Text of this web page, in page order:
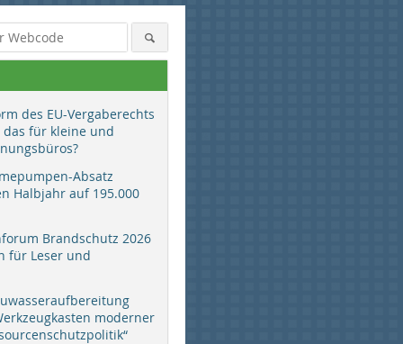
des EU-Vergaberechts
das für kleine und
Absatz
Halbjahr auf 195.000
Brandschutz 2026
für Leser und
moderner